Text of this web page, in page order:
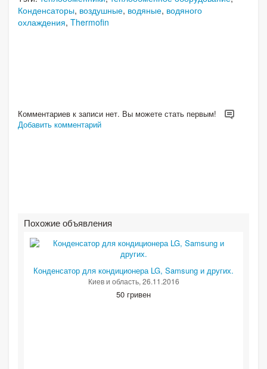
Конденсаторы, воздушные, водяные, водяного
охлаждения, Thermofin
Комментариев к записи нет. Вы можете стать первым!
Добавить комментарий
Похожие объявления
Конденсатор для кондиционера LG, Samsung и других.
Киев и область, 26.11.2016
50 гривен